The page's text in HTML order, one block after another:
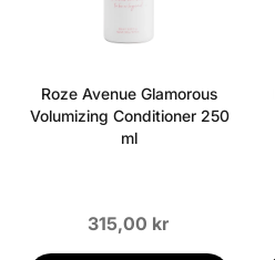
Roze Avenue Glamorous
Volumizing Conditioner 250
ml
315,00 kr